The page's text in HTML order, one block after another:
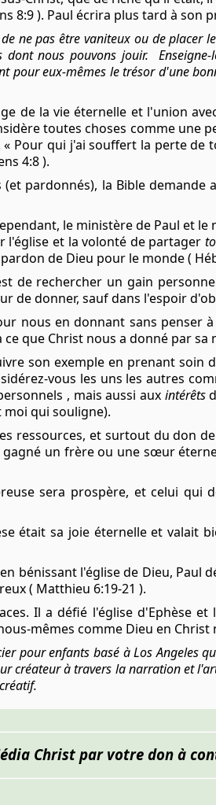
8:9 ). Paul écrira plus tard à son
ne pas être vaniteux ou de placer
dont nous pouvons jouir.
pour eux-mêmes le trésor d'une
de la vie éternelle et l'union
toutes choses comme une
Pour qui j'ai souffert la perte de
4:8 ).
pardonnés), la Bible
le ministère de Paul et
l'église et la volonté de partager
de Dieu pour le monde (
de rechercher un gain
de donner, sauf dans l'espoir
nous en donnant sans penser
que Christ nous a donné par sa
son exemple en prenant soin
vous les uns les autres
, mais aussi aux intérêts
moi qui souligne).
ressources, et surtout du don
un frère ou une sœur
sera prospère, et celui qui
était sa joie éternelle et valait
bénissant l'église de Dieu, Paul
( Matthieu 6:19-21 ).
Il a défié l'église d'Ephèse
mêmes comme Dieu en Christ
pour enfants basé à Los Angeles
créateur à travers la narration et
Christ par votre don à